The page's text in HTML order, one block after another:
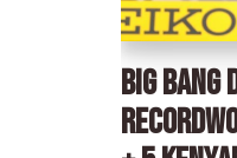
BIG BANG